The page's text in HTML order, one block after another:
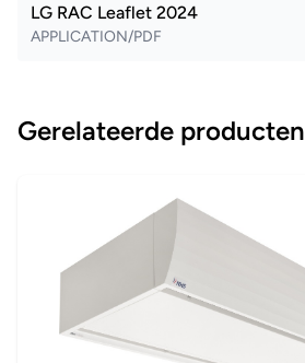
LG RAC Leaflet 2024
APPLICATION/PDF
Gerelateerde producten